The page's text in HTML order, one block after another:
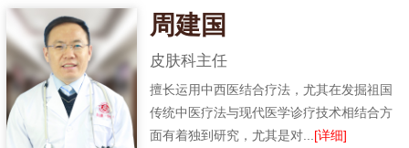
周建国
皮肤科主任
擅长运用中西医结合疗法，尤其在发掘祖国
传统中医疗法与现代医学诊疗技术相结合方
面有着独到研究，尤其是对...[详细]